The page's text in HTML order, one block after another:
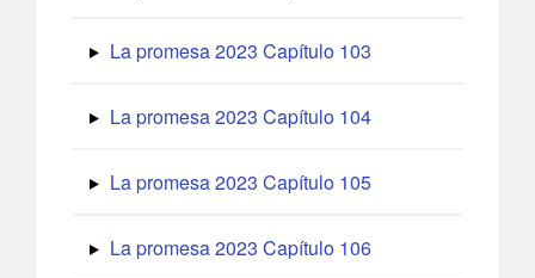
La promesa 2023 Capítulo 103
La promesa 2023 Capítulo 104
La promesa 2023 Capítulo 105
La promesa 2023 Capítulo 106